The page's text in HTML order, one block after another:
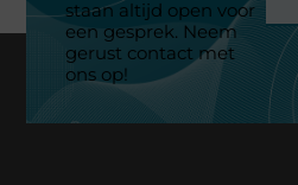
staan altijd open voor
een gesprek. Neem
gerust contact met
ons op!